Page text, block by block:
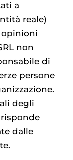
a
reale)
opinioni
non
di
persone
degli
dalle